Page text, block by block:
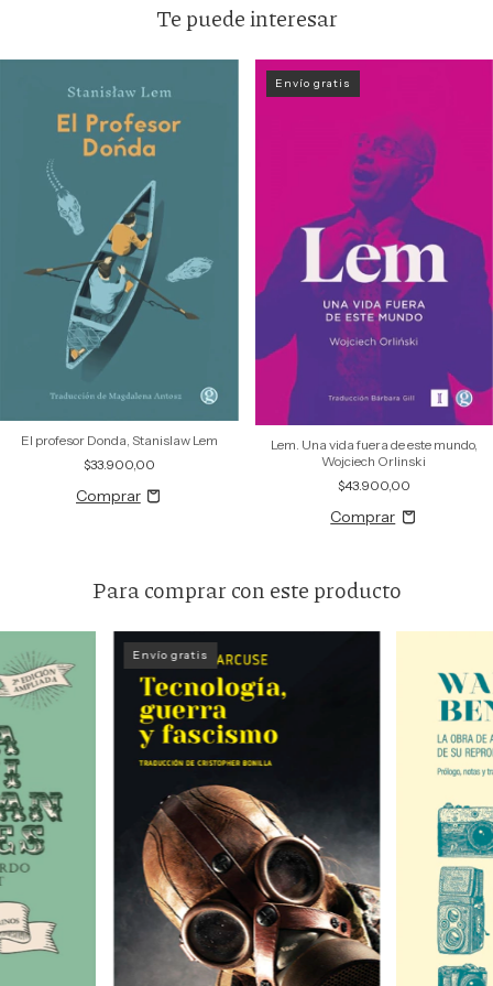
Te puede interesar
El profesor Donda, Stanislaw Lem
$33.900,00
Envío gratis
Lem. Una vida fuera de este mundo,
Wojciech Orlinski
$43.900,00
Para comprar con este producto
Envío gratis